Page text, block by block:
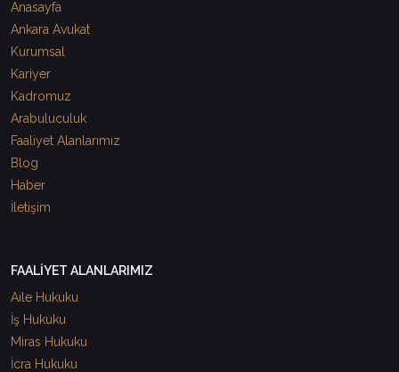
Anasayfa
Ankara Avukat
Kurumsal
Kariyer
Kadromuz
Arabuluculuk
Faaliyet Alanlarımız
Blog
Haber
İletişim
FAALİYET ALANLARIMIZ
Aile Hukuku
İş Hukuku
Miras Hukuku
İcra Hukuku